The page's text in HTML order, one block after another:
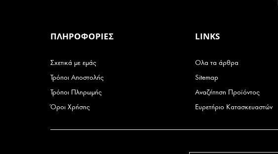
ΠΛΗΡΟΦΟΡΙΕΣ
Σχετικά με εμάς
Τρόποι Αποστολής
Τρόποι Πληρωμής
Όροι Χρήσης
LINKS
Ολα τα άρθρα
Sitemap
Αναζήτηση Προϊόντος
Ευρετήριο Κατασκευαστών